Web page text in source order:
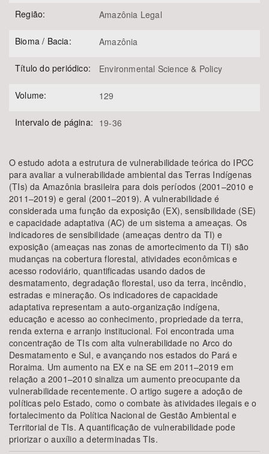
Região: Amazônia Legal
Bioma / Bacia: Amazônia
Título do periódico: Environmental Science & Policy
Volume: 129
Intervalo de página: 19-36
O estudo adota a estrutura de vulnerabilidade teórica do IPCC
para avaliar a vulnerabilidade ambiental das Terras Indígenas
(TIs) da Amazônia brasileira para dois períodos (2001–2010 e
2011–2019) e geral (2001–2019). A vulnerabilidade é
considerada uma função da exposição (EX), sensibilidade (SE)
e capacidade adaptativa (AC) de um sistema a ameaças. Os
indicadores de sensibilidade (ameaças dentro da TI) e
exposição (ameaças nas zonas de amortecimento da TI) são
mudanças na cobertura florestal, atividades econômicas e
acesso rodoviário, quantificadas usando dados de
desmatamento, degradação florestal, uso da terra, incêndio,
estradas e mineração. Os indicadores de capacidade
adaptativa representam a auto-organização indígena,
educação e acesso ao conhecimento, propriedade da terra,
renda externa e arranjo institucional. Foi encontrada uma
concentração de TIs com alta vulnerabilidade no Arco do
Desmatamento e Sul, e avançando nos estados do Pará e
Roraima. Um aumento na EX e na SE em 2011–2019 em
relação a 2001–2010 sinaliza um aumento preocupante da
vulnerabilidade recentemente. O artigo sugere a adoção de
políticas pelo Estado, como o combate às atividades ilegais e o
fortalecimento da Política Nacional de Gestão Ambiental e
Territorial de TIs. A quantificação de vulnerabilidade pode
priorizar o auxílio a determinadas TIs.